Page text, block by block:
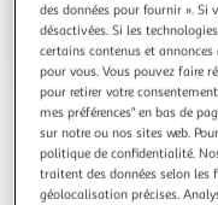
Voir
Les
des données pour fournir ». Si
désactivées. Si les
certains contenus et
pour vous. Vous pouvez faire
pour retirer votre
mes préférences" en bas de
sur notre ou nos sites web.
politique de confidentialité.
traitent des données selon les
géolocalisation précises.